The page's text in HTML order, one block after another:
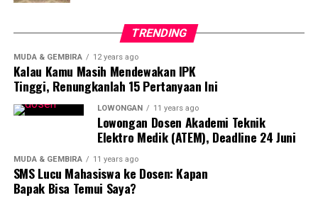
UP NEXT
Seno Johari, Profesor Pakar Ayam Cemani
DON'T MISS
Shisca : Ada yang Iseng Minta Ditilang
Lita Farikha Zein
TRENDING
MUDA & GEMBIRA 12 years ago
Kalau Kamu Masih Mendewakan IPK
Tinggi, Renungkanlah 15 Pertanyaan Ini
LOWONGAN 11 years ago
Lowongan Dosen Akademi Teknik
Elektro Medik (ATEM), Deadline 24 Juni
MUDA & GEMBIRA 11 years ago
SMS Lucu Mahasiswa ke Dosen: Kapan
Bapak Bisa Temui Saya?